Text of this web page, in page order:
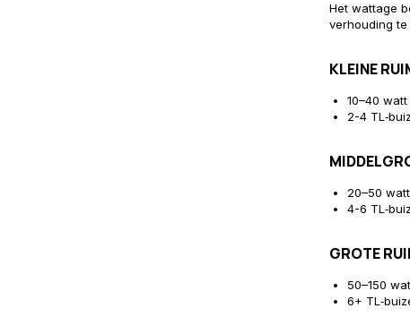
Het wattage
verhouding te
KLEINE
10–40 watt
2-4
20–50 watt
4-6
GROTE
50–150
6+